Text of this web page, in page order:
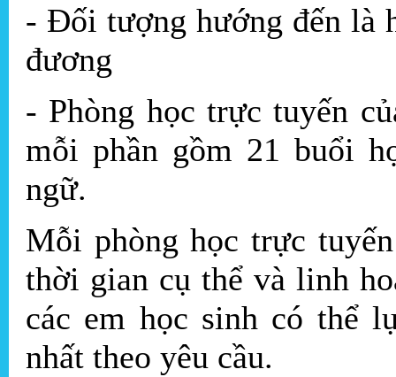
- Đối tượng hướng đến là
đương
- Phòng học trực tuyến
mỗi phần gồm 21 buổi
ngữ.
Mỗi phòng học trực
thời gian cụ thể và linh
các em học sinh có thể
nhất theo yêu cầu.